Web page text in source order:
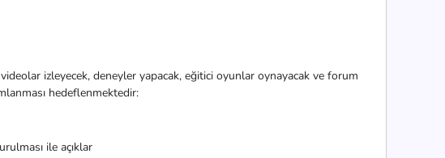
izleyecek, deneyler yapacak, eğitici oyunlar oynayacak ve forum
hedeflenmektedir:
ile açıklar